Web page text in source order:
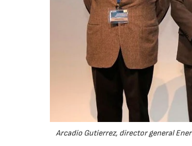
Arcadio Gutierrez, director general